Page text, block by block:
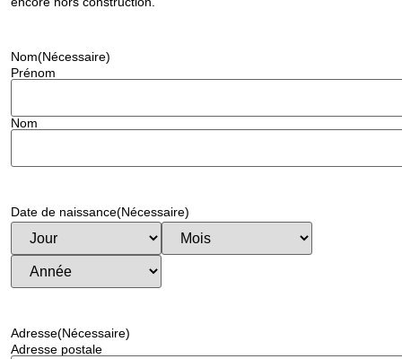
Nom(Nécessaire)
Prénom
Nom
Date de naissance(Nécessaire)
Adresse(Nécessaire)
Adresse postale